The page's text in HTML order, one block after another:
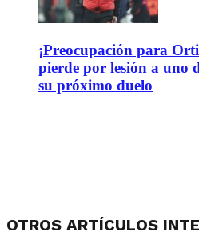
¡Preocupación para
pierde por lesión a uno
su próximo duelo
OTROS ARTÍCULOS